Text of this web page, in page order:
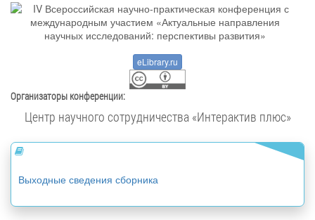
eLibrary.ru
Организаторы конференции:
Центр научного сотрудничества «Интерактив плюс»
Выходные сведения сборника